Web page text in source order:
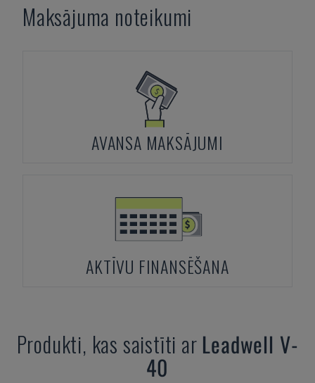
Maksājuma noteikumi
AVANSA MAKSĀJUMI
AKTĪVU FINANSĒŠANA
Produkti, kas saistīti ar Leadwell V-
40